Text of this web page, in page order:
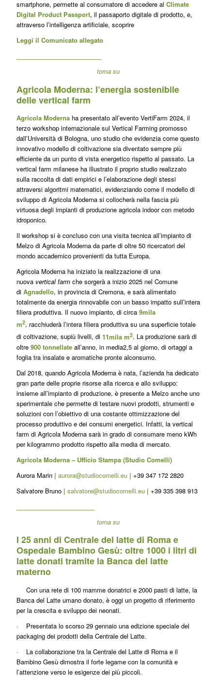
smartphone, permette al consumatore di accedere al Climate
Digital Product Passport, il passaporto digitale di prodotto, e,
attraverso l’intelligenza artificiale, scoprire
Leggi il Comunicato allegato
torna su
Agricola Moderna: l’energia sostenibile
delle vertical farm
Agricola Modernaha presentato all’evento VertiFarm 2024, il
terzo workshop internazionale sul Vertical Farming promosso
dall’Università di Bologna, uno studio che evidenzia come questo
innovativo modello di coltivazione sia diventato sempre più
efficiente da un punto di vista energetico rispetto al passato. La
vertical farm milanese ha illustrato il proprio studio realizzato
sulla raccolta di dati empirici e l’elaborazione degli stessi
attraversi algoritmi matematici, evidenziando come il modello di
sviluppo di Agricola Moderna si collocherà nella fascia più
virtuosa degli impianti di produzione agricola indoor con metodo
idroponico.
Il workshop si è concluso con una visita tecnica all’impianto di
Melzo di Agricola Moderna da parte di oltre 50 ricercatori del
mondo accademico provenienti da tutta Europa.
Agricola Moderna ha iniziato la realizzazione di una
nuova vertical farmche sorgerà a inizio 2025 nel Comune
di Agnadello, in provincia di Cremona, e sarà alimentato
totalmente da energia rinnovabile con un basso impatto sull’intera
filiera produttiva. Il nuovo impianto, di circa 9mila
m2, racchiuderà l’intera filiera produttiva su una superficie totale
di coltivazione, supiù livelli, di 11mila m2. La produzione sarà di
oltre 900 tonnellateall’anno, in media2,5 al giorno, di ortaggi a
foglia tra insalate e aromatiche pronte alconsumo.
Dal 2018, quando Agricola Moderna è nata, l’azienda ha dedicato
gran parte delle proprie risorse alla ricerca e allo sviluppo:
insieme all’impianto di produzione, è presente a Melzo anche uno
sperimentale che permette di testare nuovi prodotti, strumenti e
soluzioni con l’obiettivo di una costante ottimizzazione del
processo produttivo e dei consumi energetici. Infatti, la vertical
farm di Agricola Moderna sarà in grado di consumare meno kWh
per kilogrammo prodotto rispetto alla media di mercato.
Agricola Moderna – Ufficio Stampa (Studio Comelli)
Aurora Marin | aurora@studiocomelli.eu | +39 347 172 2820
Salvatore Bruno | salvatore@studiocomelli.eu | +39 335 398 913
torna su
I 25 anni di Centrale del latte di Roma e
Ospedale Bambino Gesù: oltre 1000 i litri di
latte donati tramite la Banca del latte
materno
Con una rete di 100 mamme donatrici e 2000 pasti di latte, la
Banca del Latte umano donato, è oggi un progetto di riferimento
per la crescita e sviluppo dei neonati.
· Presentata lo scorso 29 gennaio una edizione speciale del
packaging dei prodotti della Centrale del Latte.
· La collaborazione tra la Centrale del Latte di Roma e il
Bambino Gesù dimostra il forte legame con la comunità e
l’attenzione verso le esigenze dei più piccoli.